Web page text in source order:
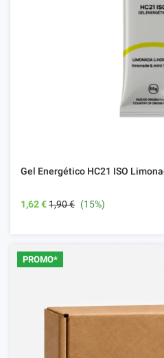
Gel Energético HC21 ISO
1,62 €1,90 € (15%)
PROMO*